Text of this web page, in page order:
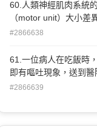
oriented motor
60.人類神經肌肉系統
（motor unit）大小差
有最大的運動單元？ (A)喉頭
（quadriceps）肌 (C)
肌 (D)眼內直（medial
#2866638
61.一位病人在吃飯時
即有嘔吐現象，送到醫
下肢無力，左側顏面神經麻 痺，經
何處？ (A)基底核（
丘（thalamus） (C)橋
#2866639